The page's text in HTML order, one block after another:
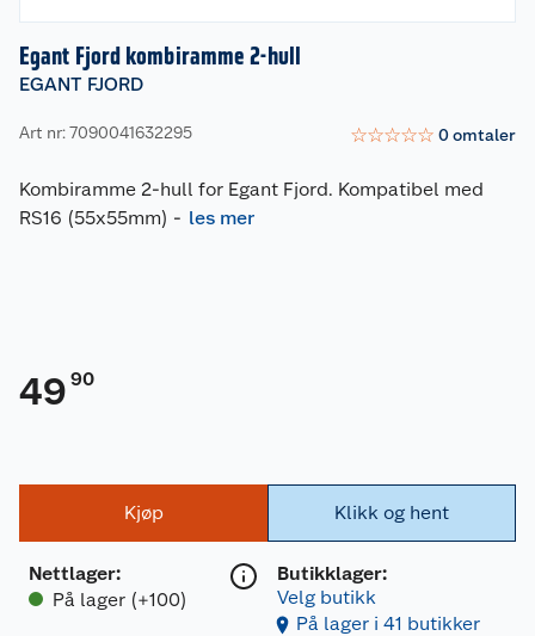
Egant Fjord kombiramme 2-hull
EGANT FJORD
Art nr: 7090041632295 ☆☆☆☆☆ 0omtaler
Kombiramme 2-hull for Egant Fjord. Kompatibel med
RS16 (55x55mm) - les mer
49 90
Kjøp
Nettlager:
På lager (+100)
Klikk og hent
Butikklager:
Velg butikk
På lager i 41 butikker